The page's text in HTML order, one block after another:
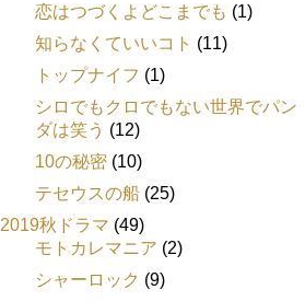
恋はつづくよどこまでも (1)
知らなくていいコト (11)
トップナイフ (1)
シロでもクロでもない世界でパン
ダは笑う (12)
10の秘密 (10)
テセウスの船 (25)
2019秋ドラマ (49)
モトカレマニア (2)
シャーロック (9)